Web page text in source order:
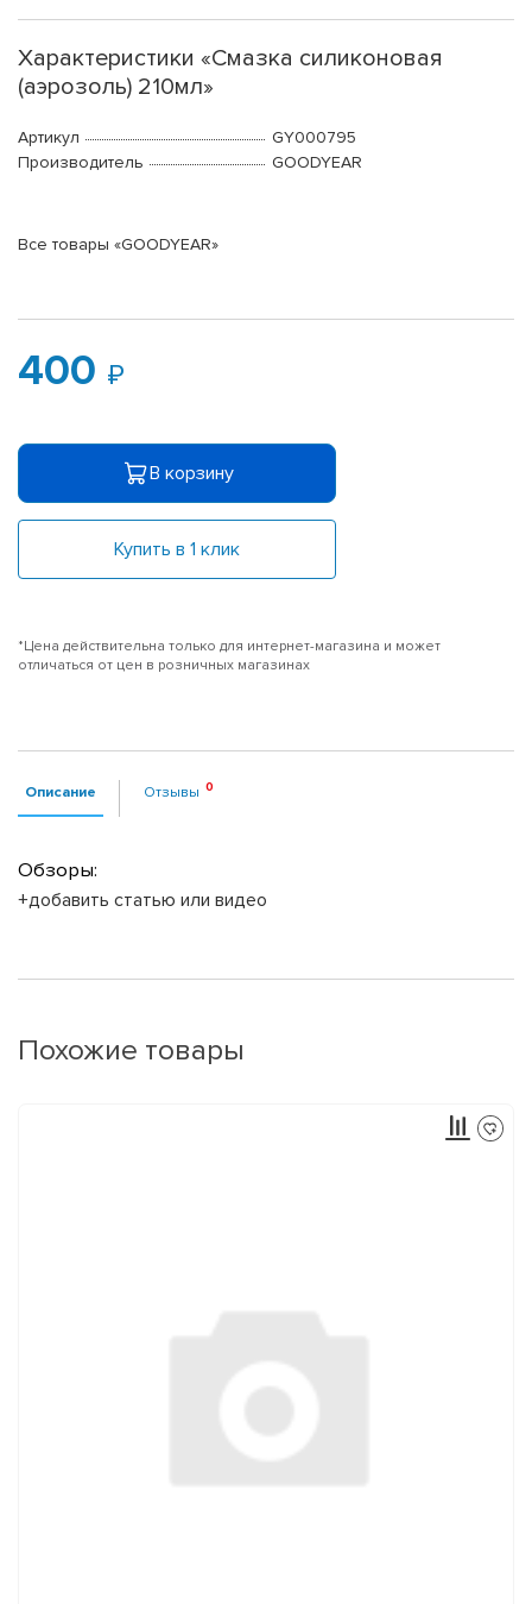
Характеристики «Смазка силиконовая
(аэрозоль) 210мл»
Артикул
GY000795
Производитель
GOODYEAR
Все товары «GOODYEAR»
400
В корзину
Купить в 1 клик
*Цена действительна только для интернет-магазина и может
отличаться от цен в розничных магазинах
Описание Отзывы
Обзоры:
+добавить статью или видео
Похожие товары